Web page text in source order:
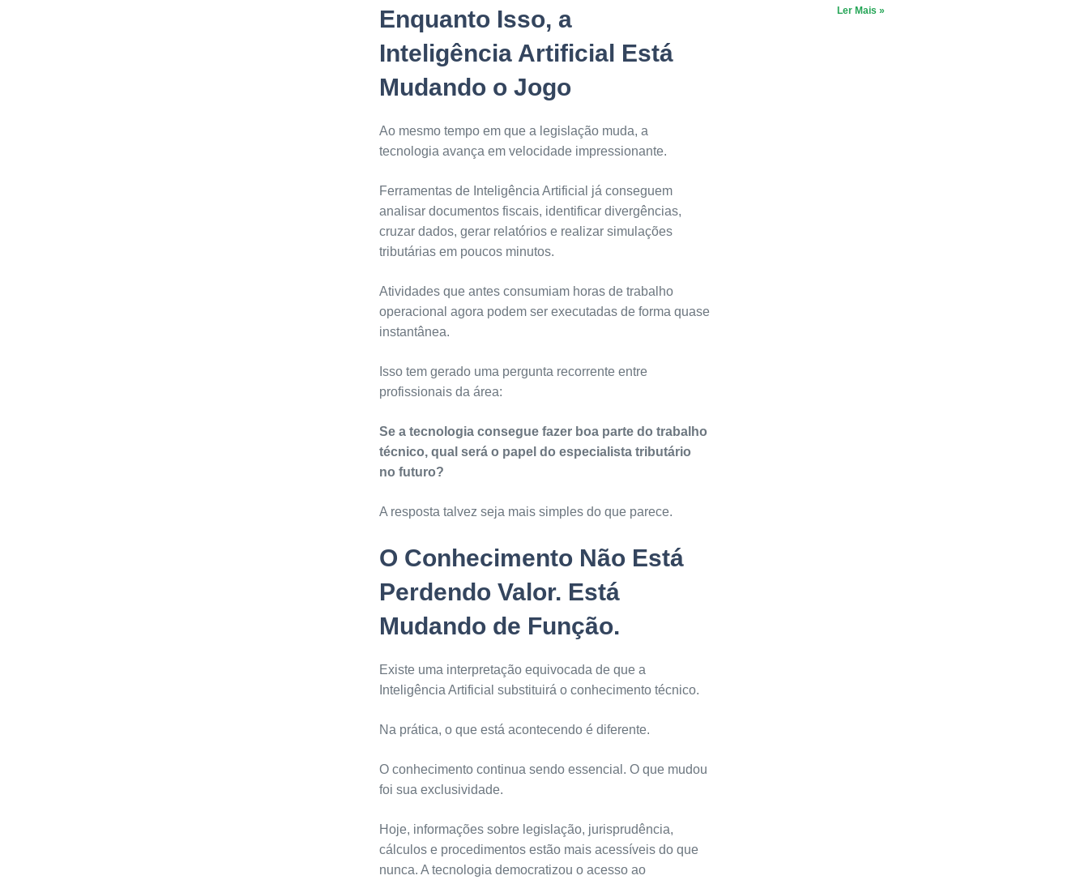
Enquanto Isso, a
Inteligência Artificial Está
Mudando o Jogo
Ao mesmo tempo em que a legislação muda, a
tecnologia avança em velocidade impressionante.
Ferramentas de Inteligência Artificial já conseguem
analisar documentos fiscais, identificar divergências,
cruzar dados, gerar relatórios e realizar simulações
tributárias em poucos minutos.
Atividades que antes consumiam horas de trabalho
operacional agora podem ser executadas de forma quase
instantânea.
Isso tem gerado uma pergunta recorrente entre
profissionais da área:
Se a tecnologia consegue fazer boa parte do trabalho
técnico, qual será o papel do especialista tributário
no futuro?
A resposta talvez seja mais simples do que parece.
O Conhecimento Não Está
Perdendo Valor. Está
Mudando de Função.
Existe uma interpretação equivocada de que a
Inteligência Artificial substituirá o conhecimento técnico.
Na prática, o que está acontecendo é diferente.
O conhecimento continua sendo essencial. O que mudou
foi sua exclusividade.
Hoje, informações sobre legislação, jurisprudência,
cálculos e procedimentos estão mais acessíveis do que
nunca. A tecnologia democratizou o acesso ao
Ler Mais »